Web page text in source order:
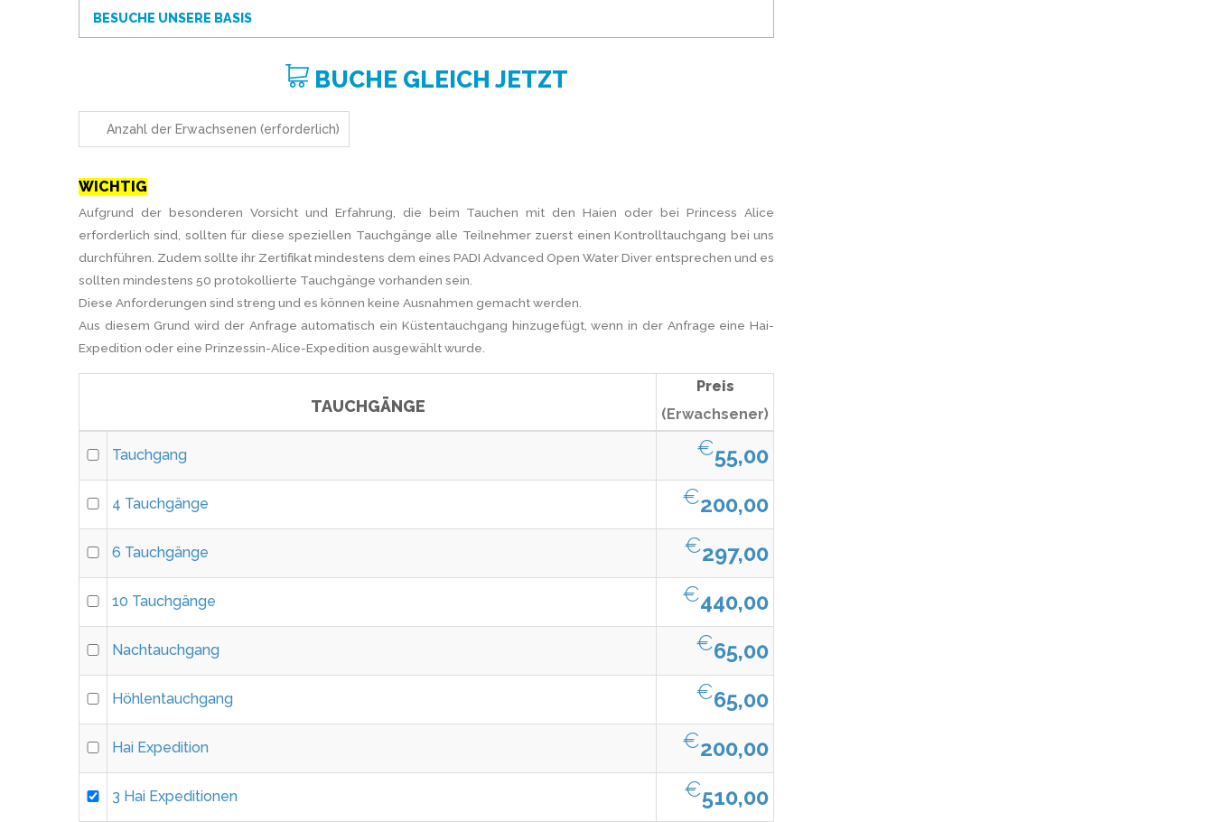
BESUCHE UNSERE BASIS
BUCHE GLEICH JETZT
WICHTIG
Aufgrund der besonderen Vorsicht und Erfahrung, die beim Tauchen mit den Haien oder bei Princess Alice
erforderlich sind, sollten für diese speziellen Tauchgänge alle Teilnehmer zuerst einen Kontrolltauchgang bei uns
durchführen. Zudem sollte ihr Zertifikat mindestens dem eines PADI Advanced Open Water Diver entsprechen und es
sollten mindestens 50 protokollierte Tauchgänge vorhanden sein.
Diese Anforderungen sind streng und es können keine Ausnahmen gemacht werden.
Aus diesem Grund wird der Anfrage automatisch ein Küstentauchgang hinzugefügt, wenn in der Anfrage eine Hai-
Expedition oder eine Prinzessin-Alice-Expedition ausgewählt wurde.
TAUCHGÄNGE
Preis
(Erwachsener)
Tauchgang €55,00
4 Tauchgänge €200,00
6 Tauchgänge €297,00
10 Tauchgänge €440,00
Nachtauchgang €65,00
Höhlentauchgang €65,00
Hai Expedition €200,00
3 Hai Expeditionen €510,00